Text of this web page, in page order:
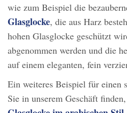
wie zum Beispiel die
Glasglocke, die aus Harz
hohen Glasglocke geschützt
abgenommen werden und die
auf einem eleganten, fein
Ein weiteres Beispiel für einen
Sie in unserem Geschäft